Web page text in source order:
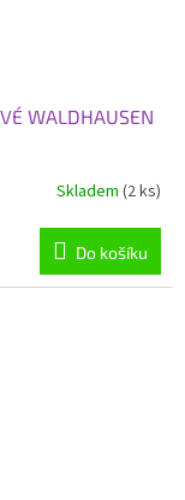
WALDHAUSEN
Skladem (2 ks)
Do košíku